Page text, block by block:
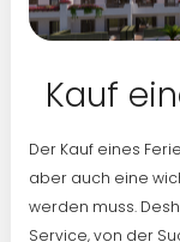
Kauf
Der Kauf eines
aber auch eine
werden muss.
Service, von der